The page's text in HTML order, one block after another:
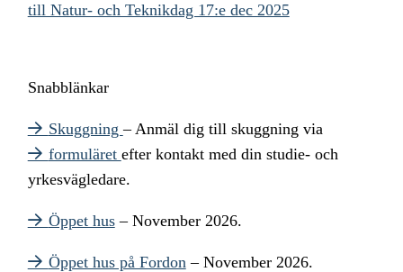
till Natur- och Teknikdag 17:e dec 2025
Snabblänkar
Skuggning– Anmäl dig till skuggning via
formuläret efter kontakt med din studie- och
yrkesvägledare.
Öppet hus– November 2026.
Öppet hus på Fordon – November 2026.